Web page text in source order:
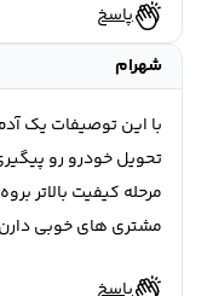
پاسخ
شهرام
با این توصیفات یک
تحویل خودرو رو
مرحله کیفیت بالاتر
مشتری های خوبی دارن
پاسخ